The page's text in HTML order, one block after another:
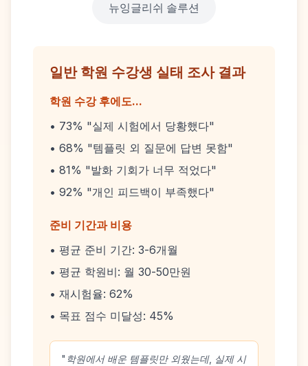
뉴잉글리쉬 솔루션
일반 학원 수강생 실태 조사 결과
학원 수강 후에도...
• 73% "실제 시험에서 당황했다"
• 68% "템플릿 외 질문에 답변 못함"
• 81% "발화 기회가 너무 적었다"
• 92% "개인 피드백이 부족했다"
준비 기간과 비용
• 평균 준비 기간: 3-6개월
• 평균 학원비: 월 30-50만원
• 재시험율: 62%
• 목표 점수 미달성: 45%
"학원에서 배운 템플릿만 외웠는데, 실제 시